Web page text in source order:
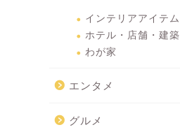
インテリアアイテム
ホテル・店舗・建築
わが家
エンタメ
グルメ